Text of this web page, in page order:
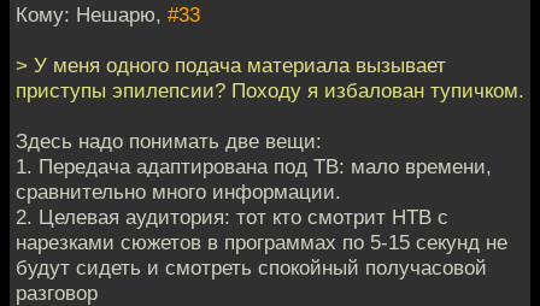
Кому: Нешарю, #33
> У меня одного подача материала вызывает
приступы эпилепсии? Походу я избалован тупичком.
Здесь надо понимать две вещи:
1. Передача адаптирована под ТВ: мало времени,
сравнительно много информации.
2. Целевая аудитория: тот кто смотрит НТВ с
нарезками сюжетов в программах по 5-15 секунд не
будут сидеть и смотреть спокойный получасовой
разговор